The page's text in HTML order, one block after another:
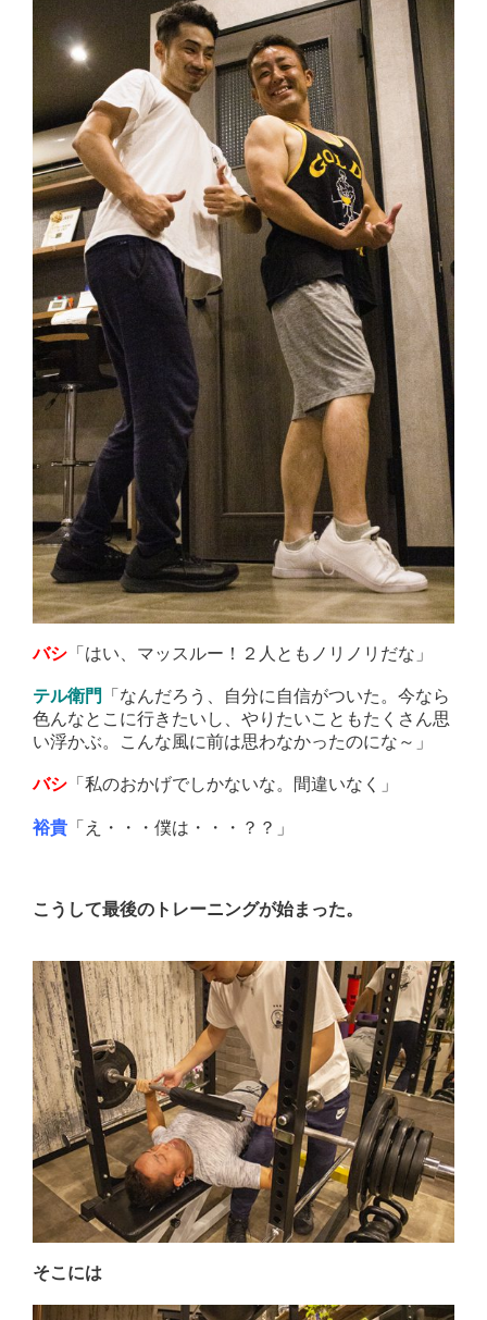
バシ 「はい、マッスルー！２人ともノリノリだな」
テル衛門
「なんだろう、自分に自信がついた。今なら
色んなとこに行きたいし、やりたいこともたくさん思
い浮かぶ。こんな風に前は思わなかったのにな～」
バシ 「私のおかげでしかないな。間違いなく」
裕貴 「え・・・僕は・・・？？」
こうして最後のトレーニングが始まった。
そこには